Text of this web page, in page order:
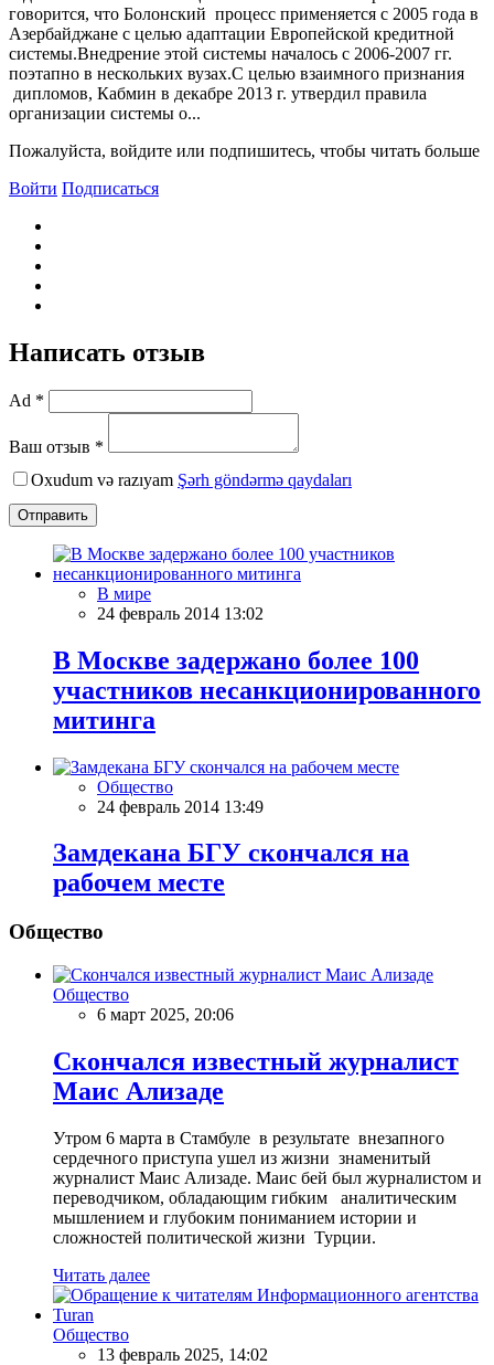
говорится, что Болонский процесс применяется с 2005 года в
Азербайджане с целью адаптации Европейской кредитной
системы.Внедрение этой системы началось с 2006-2007 гг.
поэтапно в нескольких вузах.С целью взаимного признания
дипломов, Кабмин в декабре 2013 г. утвердил правила
организации системы о...
Пожалуйста, войдите или подпишитесь, чтобы читать больше
Войти Подписаться
Написать отзыв
Ad *
Ваш отзыв *
Oxudum və razıyam Şərh göndərmə qaydaları
Отправить
В мире
24 февраль 2014 13:02
В Москве задержано более 100
участников несанкционированного
митинга
Общество
24 февраль 2014 13:49
Замдекана БГУ скончался на
рабочем месте
Общество
Общество
6 март 2025, 20:06
Скончался известный журналист
Маис Ализаде
Утром 6 марта в Стамбуле в результате внезапного
сердечного приступа ушел из жизни знаменитый
журналист Маис Ализаде. Маис бей был журналистом и
переводчиком, обладающим гибким аналитическим
мышлением и глубоким пониманием истории и
сложностей политической жизни Турции.
Читать далее
Общество
13 февраль 2025, 14:02